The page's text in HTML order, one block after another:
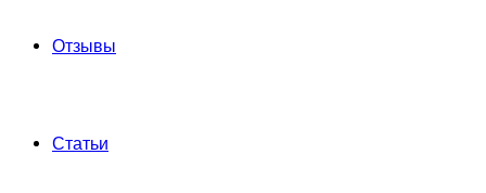
Отзывы
Статьи